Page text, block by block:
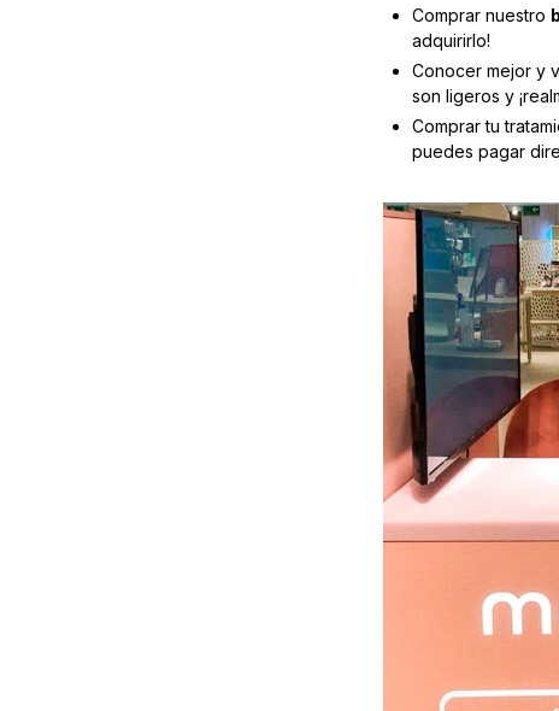
Comprar nuestro
adquirirlo!
Conocer mejor y
son ligeros y
Comprar tu
puedes pagar